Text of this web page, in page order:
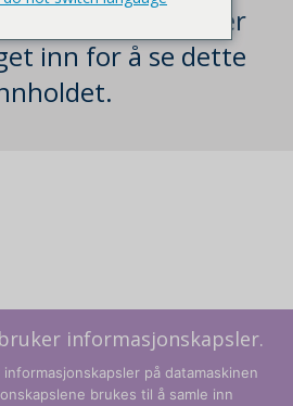
registrert bruker
inn for å se dette
informasjonskapsler.
på datamaskinen
brukes til å samle inn